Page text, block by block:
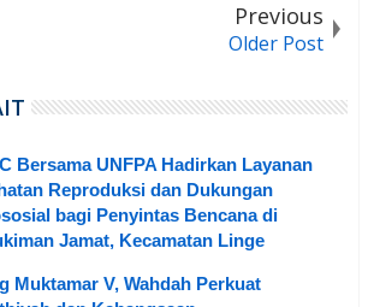
Previous
Older Post
Bersama UNFPA Hadirkan Layanan
Reproduksi dan Dukungan
bagi Penyintas Bencana di
Jamat, Kecamatan Linge
Muktamar V, Wahdah Perkuat